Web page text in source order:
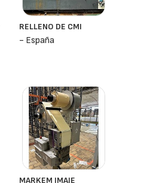
RELLENO DE CMI
- España
MARKEM IMAJE